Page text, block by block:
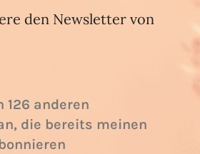
den Newsletter von
126 anderen
die bereits meinen